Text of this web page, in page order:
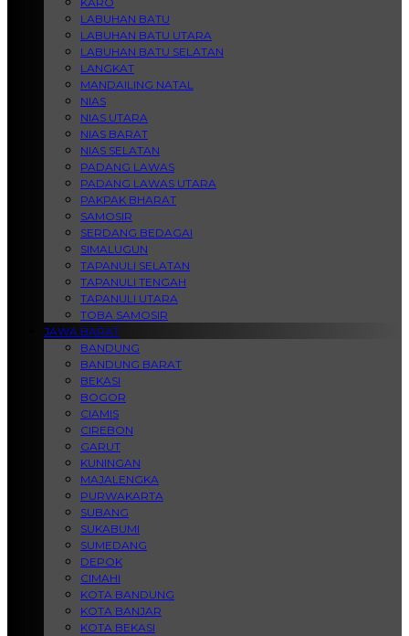
LABUHAN BATU
LABUHAN BATU UTARA
LABUHAN BATU SELATAN
LANGKAT
MANDAILING NATAL
NIAS
NIAS UTARA
NIAS BARAT
NIAS SELATAN
PADANG LAWAS
PADANG LAWAS UTARA
PAKPAK BHARAT
SAMOSIR
SERDANG BEDAGAI
SIMALUGUN
TAPANULI SELATAN
TAPANULI TENGAH
TAPANULI UTARA
TOBA SAMOSIR
JAWA BARAT
BANDUNG
BANDUNG BARAT
BEKASI
BOGOR
CIAMIS
CIREBON
GARUT
KUNINGAN
MAJALENGKA
PURWAKARTA
SUBANG
SUKABUMI
SUMEDANG
DEPOK
CIMAHI
KOTA BANDUNG
KOTA BANJAR
KOTA BEKASI